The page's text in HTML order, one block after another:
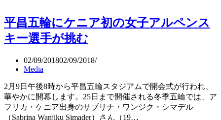
げ
る
「Super
ル
に
デ
イ
を
極
め
る
平昌五輪にケニア初の女子アルペンス
キー選手が挑む
02/09/201802/09/2018
Media
2月9日午後8時から平昌五輪スタジアムで開会式が行われ、
華やかに開幕します。25日まで開催される冬季五輪では、ア
フリカ・ケニア出身のサブリナ・ワンジク・シマデル
（Sabrina Wanjiku Simader）さん（19…